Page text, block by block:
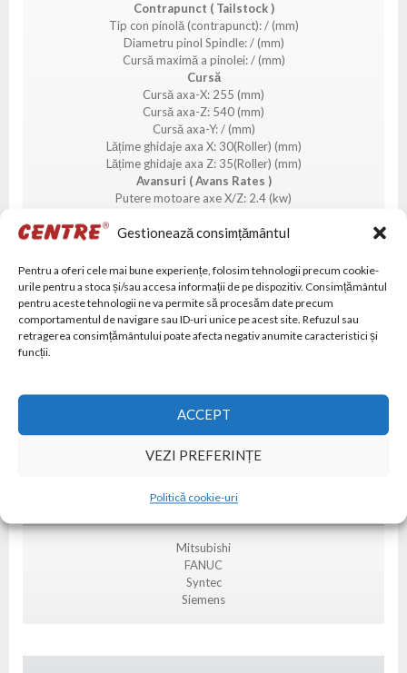
Gestionează consimțământul
Pentru a oferi cele mai bune experiențe, folosim tehnologii precum cookie-
urile pentru a stoca și/sau accesa informații de pe dispozitiv. Consimțământul
pentru aceste tehnologii ne va permite să procesăm date precum
comportamentul de navigare sau ID-uri unice pe acest site. Refuzul sau
retragerea consimțământului poate afecta negativ anumite caracteristici și
funcții.
ACCEPT
VEZI PREFERINȚE
Politică cookie-uri
Contrapunct ( Tailstock )
Tip con pinolă (contrapunct): / (mm)
Diametru pinol Spindle: / (mm)
Cursă maximă a pinolei: / (mm)
Cursă
Cursă axa-X: 255 (mm)
Cursă axa-Z: 540 (mm)
Cursă axa-Y: / (mm)
Lățime ghidaje axa X: 30(Roller) (mm)
Lățime ghidaje axa Z: 35(Roller) (mm)
Avansuri ( Avans Rates )
Putere motoare axe X/Z: 2.4 (kw)
Avans rapid pe axa-Z: ≤24 (m/min)
Repetabilitate (X/Y): ±0.003 (mm)
Cap Revolver
Tip portscule: 80-100MM Center Height/320MM-380MM
Disk
Număr posturi: 12
Control & Software
Mitsubishi
FANUC
Syntec
Siemens